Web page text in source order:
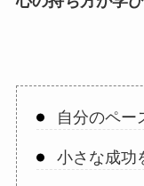
自分のペー
小さな成功